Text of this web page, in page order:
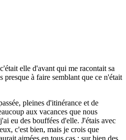
elle d'avant qui me racontait sa
à faire semblant que ce n'était
pleines d'itinérance et de
aux vacances que nous
eu des bouffées d'elle. J'étais avec
c'est bien, mais je crois que
aimées en tous cas ; sur bien des